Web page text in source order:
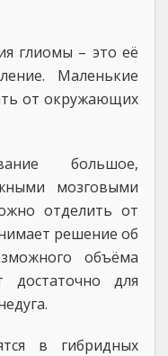
глиомы – это её
Маленькие
от окружающих
большое,
мозговыми
отделить от
решение об
объёма
достаточно для
в гибридных